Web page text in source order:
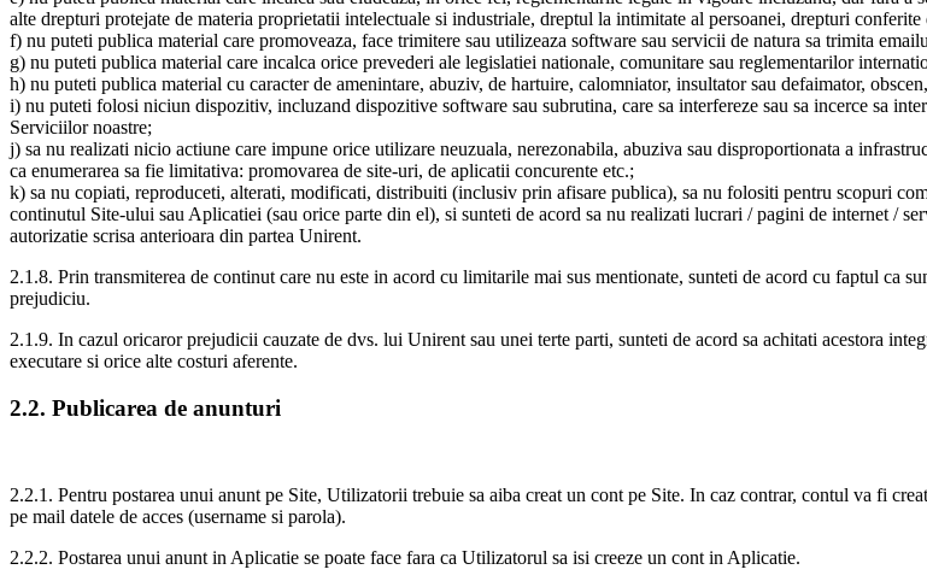
alte drepturi protejate de materia proprietatii intelectuale si industriale, dreptul la intimitate al persoanei, drepturi
f) nu puteti publica material care promoveaza, face trimitere sau utilizeaza software sau servicii de natura sa trimita
g) nu puteti publica material care incalca orice prevederi ale legislatiei nationale, comunitare sau reglementarilor
h) nu puteti publica material cu caracter de amenintare, abuziv, de hartuire, calomniator, insultator sau defaimator,
i) nu puteti folosi niciun dispozitiv, incluzand dispozitive software sau subrutina, care sa interfereze sau sa incerce sa
Serviciilor noastre;
j) sa nu realizati nicio actiune care impune orice utilizare neuzuala, nerezonabila, abuziva sau disproportionata a
ca enumerarea sa fie limitativa: promovarea de site-uri, de aplicatii concurente etc.;
k) sa nu copiati, reproduceti, alterati, modificati, distribuiti (inclusiv prin afisare publica), sa nu folositi pentru scopuri
continutul Site-ului sau Aplicatiei (sau orice parte din el), si sunteti de acord sa nu realizati lucrari / pagini de internet /
autorizatie scrisa anterioara din partea Unirent.
2.1.8. Prin transmiterea de continut care nu este in acord cu limitarile mai sus mentionate, sunteti de acord cu faptul ca
prejudiciu.
2.1.9. In cazul oricaror prejudicii cauzate de dvs. lui Unirent sau unei terte parti, sunteti de acord sa achitati acestora
executare si orice alte costuri aferente.
2.2. Publicarea de anunturi
2.2.1. Pentru postarea unui anunt pe Site, Utilizatorii trebuie sa aiba creat un cont pe Site. In caz contrar, contul va fi
pe mail datele de acces (username si parola).
2.2.2. Postarea unui anunt in Aplicatie se poate face fara ca Utilizatorul sa isi creeze un cont in Aplicatie.